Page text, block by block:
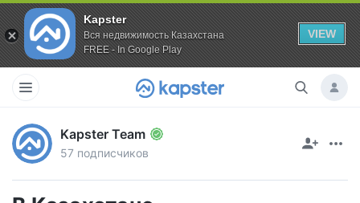
Kapster
Вся недвижимость Казахстана
FREE - In Google Play
VIEW
Kapster Team
57 подписчиков